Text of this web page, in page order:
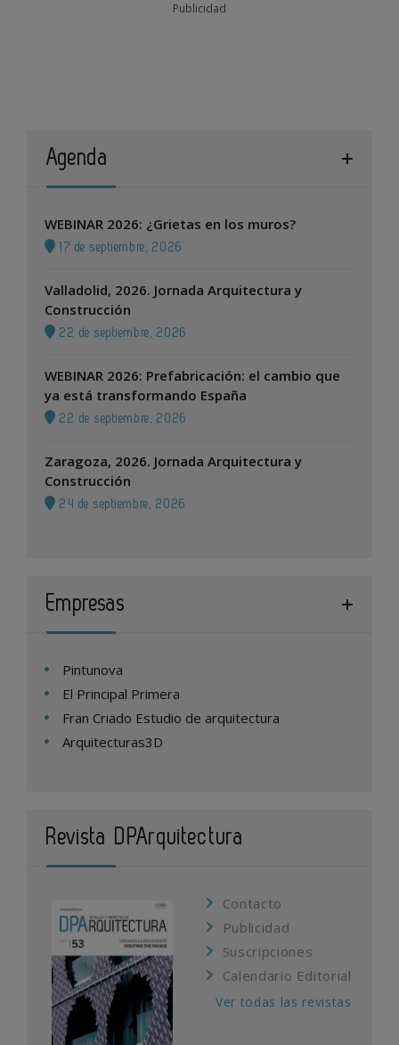
Publicidad
Agenda
WEBINAR 2026: ¿Grietas en los muros?
17 de septiembre, 2026
Valladolid, 2026. Jornada Arquitectura y
Construcción
22 de septiembre, 2026
WEBINAR 2026: Prefabricación: el cambio que
ya está transformando España
22 de septiembre, 2026
Zaragoza, 2026. Jornada Arquitectura y
Construcción
24 de septiembre, 2026
Empresas
Pintunova
El Principal Primera
Fran Criado Estudio de arquitectura
Arquitecturas3D
Revista DPArquitectura
Contacto
Publicidad
Suscripciones
Calendario Editorial
Ver todas las revistas